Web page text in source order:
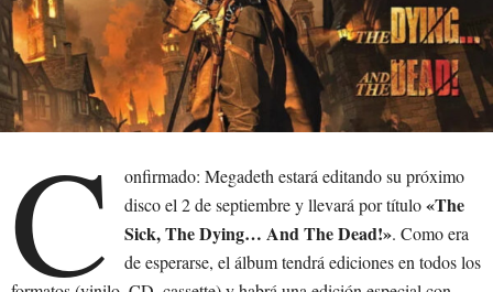
C
onfirmado: Megadeth estará editando su próximo
disco el 2 de septiembre y llevará por título«The
Sick, The Dying… And The Dead!». Como era
de esperarse, el álbum tendrá ediciones en todos los